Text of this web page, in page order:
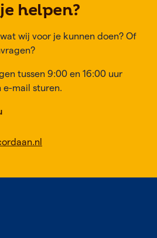
helpen?
wij voor je kunnen doen? Of
tussen 9:00 en 16:00 uur
e-mail sturen.